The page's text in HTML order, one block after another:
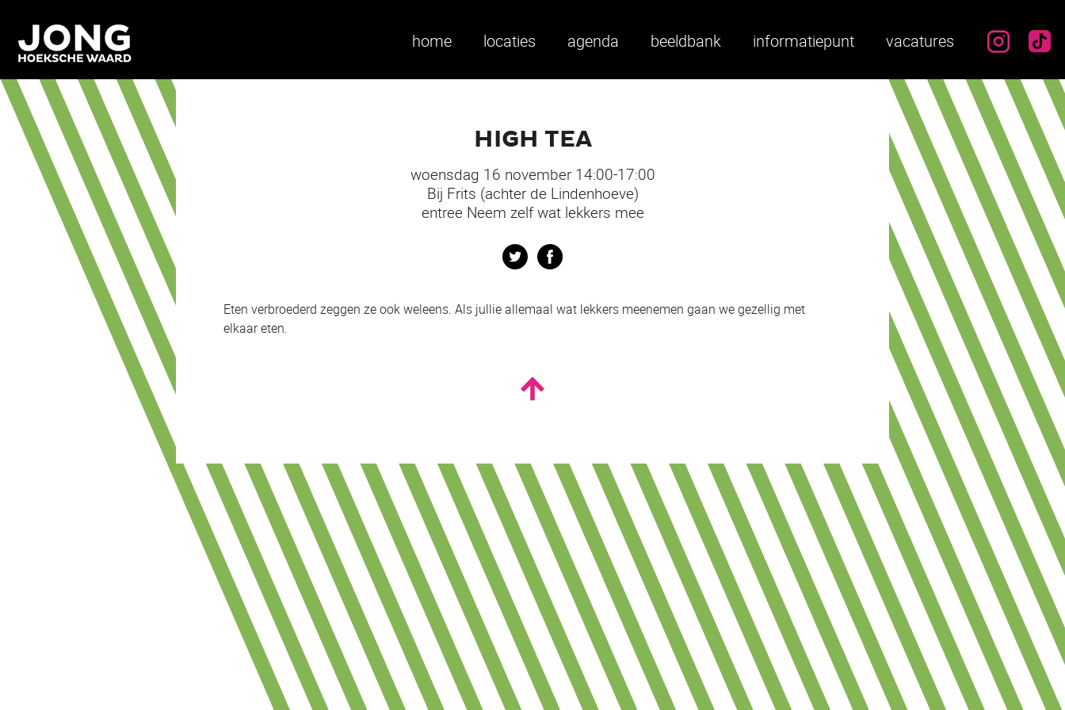
home locaties agenda beeldbank informatiepunt vacatures
HIGH TEA
woensdag 16 november 14:00-17:00
Bij Frits (achter de Lindenhoeve)
entree Neem zelf wat lekkers mee
Twitter
Eten verbroederd zeggen ze ook weleens. Als jullie allemaal wat lekkers meenemen gaan we gezellig met
elkaar eten.